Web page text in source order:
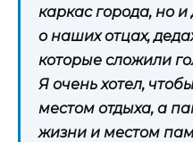
каркас города, но
о наших отцах,
которые сложили
Я очень хотел,
местом отдыха, а
жизни и местом